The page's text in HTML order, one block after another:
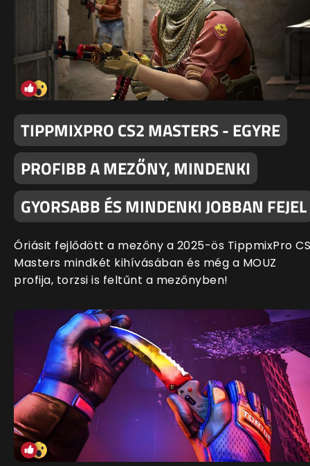
TIPPMIXPRO CS2 MASTERS - EGYRE
PROFIBB A MEZŐNY, MINDENKI
GYORSABB ÉS MINDENKI JOBBAN FEJEL
Óriásit fejlődött a mezőny a 2025-ös TippmixPro
Masters mindkét kihívásában és még a MOUZ
profija, torzsi is feltűnt a mezőnyben!